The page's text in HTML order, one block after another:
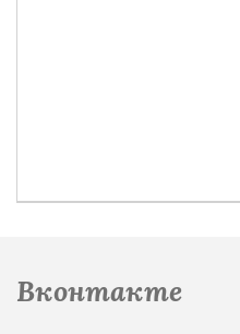
Вконтакте